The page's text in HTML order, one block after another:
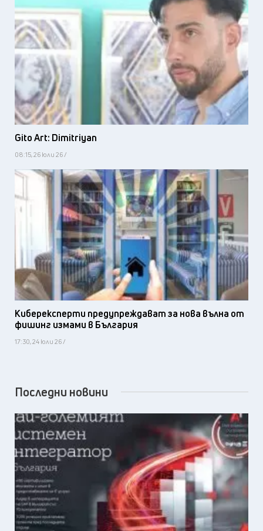
Gito Art: Dimitriyan
08:15, 26 юли 26 /
Киберексперти предупреждават за нова вълна от
фишинг измами в България
17:30, 24 юли 26 /
Последни новини